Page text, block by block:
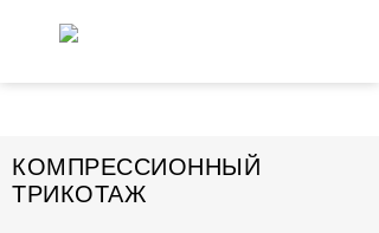
КОМПРЕССИОННЫЙ
ТРИКОТАЖ